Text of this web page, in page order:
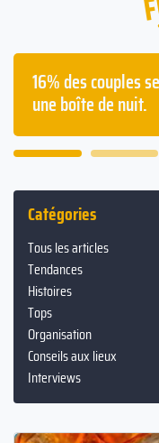
Les français
la gueule de bois
Catégories
Tous les articles
Tendances
Histoires
Tops
Organisation
Conseils aux lieux
Interviews